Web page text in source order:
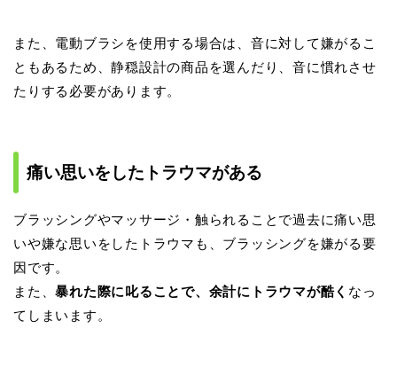
また、電動ブラシを使用する場合は、音に対して嫌がるこ
ともあるため、静穏設計の商品を選んだり、音に慣れさせ
たりする必要があります。
痛い思いをしたトラウマがある
ブラッシングやマッサージ・触られることで過去に痛い思
いや嫌な思いをしたトラウマも、ブラッシングを嫌がる要
因です。
また、暴れた際に叱ることで、余計にトラウマが酷く なっ
てしまいます。